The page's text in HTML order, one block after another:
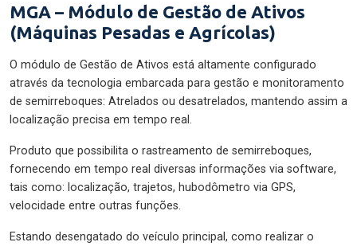
MGA – Módulo de Gestão de Ativos
(Máquinas Pesadas e Agrícolas)
O módulo de Gestão de Ativos está altamente configurado
através da tecnologia embarcada para gestão e monitoramento
de semirreboques: Atrelados ou desatrelados, mantendo assim a
localização precisa em tempo real.
Produto que possibilita o rastreamento de semirreboques,
fornecendo em tempo real diversas informações via software,
tais como: localização, trajetos, hubodômetro via GPS,
velocidade entre outras funções.
Estando desengatado do veículo principal, como realizar o